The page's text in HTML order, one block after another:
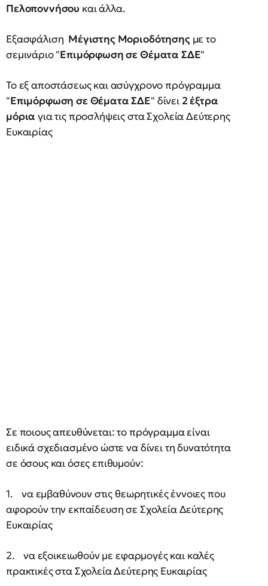
Πελοποννήσου και άλλα.
Εξασφάλιση Μέγιστης Μοριοδότησης με το
σεμινάριο "Επιμόρφωση σε Θέματα ΣΔΕ"
Το εξ αποστάσεως και ασύγχρονο πρόγραμμα
"Επιμόρφωση σε Θέματα ΣΔΕ" δίνει 2 έξτρα
μόρια για τις προσλήψεις στα Σχολεία Δεύτερης
Ευκαιρίας
Σε ποιους απευθύνεται: το πρόγραμμα είναι
ειδικά σχεδιασμένο ώστε να δίνει τη δυνατότητα
σε όσους και όσες επιθυμούν:
1. να εμβαθύνουν στις θεωρητικές έννοιες που
αφορούν την εκπαίδευση σε Σχολεία Δεύτερης
Ευκαιρίας
2. να εξοικειωθούν με εφαρμογές και καλές
πρακτικές στα Σχολεία Δεύτερης Ευκαιρίας